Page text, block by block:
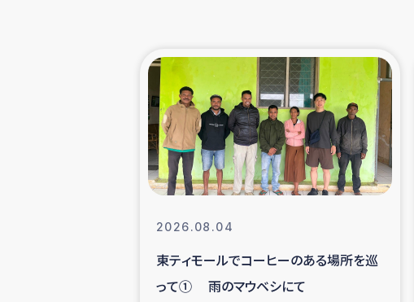
スリランカ 緊急人
スリランカの南北女性をつなぐサリ
ェクト
ガザ人道支援
2026.08.04
東ティモールでコーヒーのある場所を巡
って① 雨のマウベシにて